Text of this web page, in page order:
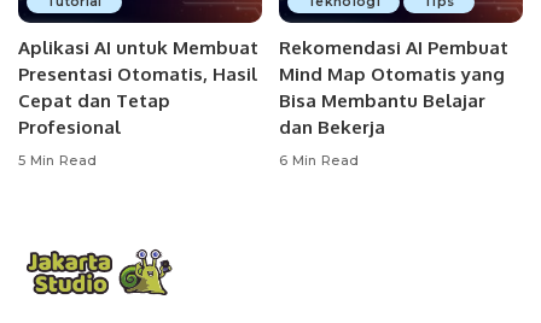
Aplikasi AI untuk Membuat
Presentasi Otomatis, Hasil
Cepat dan Tetap
Profesional
5 Min Read
Rekomendasi AI Pembuat
Mind Map Otomatis yang
Bisa Membantu Belajar
dan Bekerja
6 Min Read